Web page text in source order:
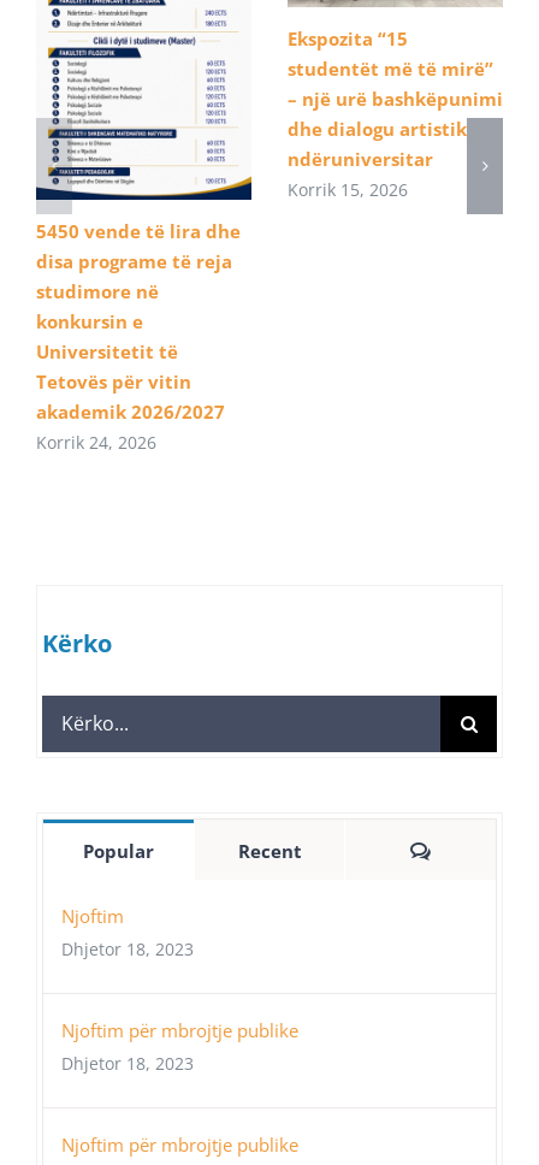
5450 vende të lira dhe
disa programe të reja
studimore në
konkursin e
Universitetit të
Tetovës për vitin
akademik 2026/2027
Korrik 24, 2026
Ekspozita “15
studentët më të mirë”
– një urë bashkëpunimi
dhe dialogu artistik
ndëruniversitar
Korrik 15, 2026
Kërko
Search
for:
Popular Recent Comments
Njoftim
Dhjetor 18, 2023
Njoftim për mbrojtje publike
Dhjetor 18, 2023
Njoftim për mbrojtje publike